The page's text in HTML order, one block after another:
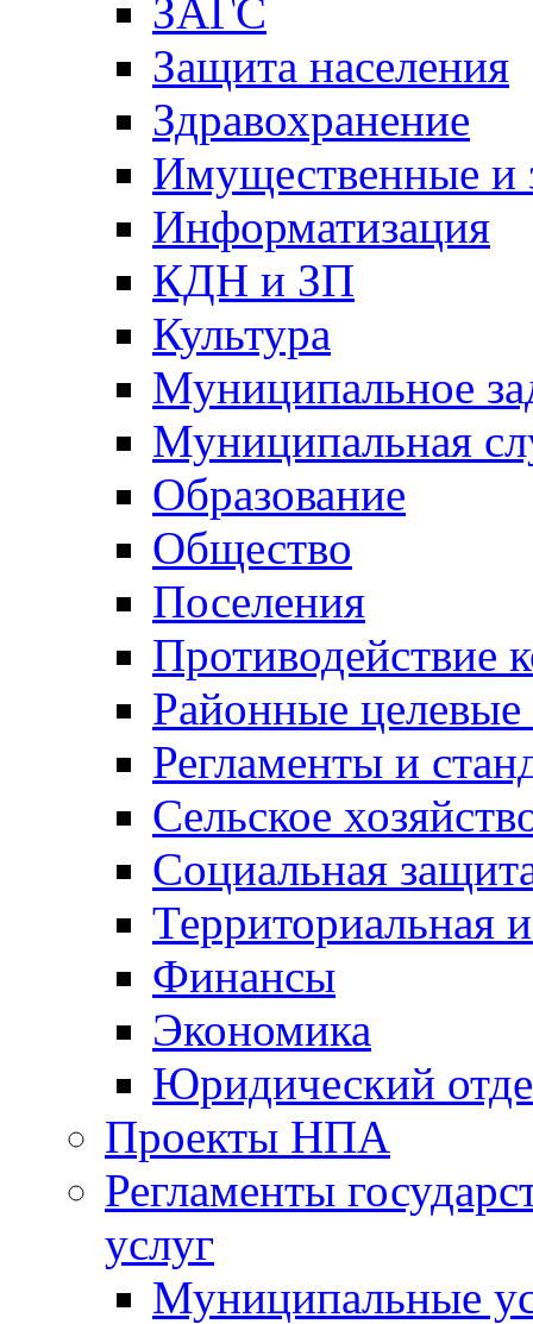
ЗАГС
Защита населения
Здравохранение
Имущественные и
Информатизация
КДН и ЗП
Культура
Муниципальное
Муниципальная
Образование
Общество
Поселения
Противодействие
Районные
Регламенты и
Сельское
Социальная
Территориальная
Финансы
Экономика
Юридический
Проекты НПА
Регламенты
услуг
Муниципальные